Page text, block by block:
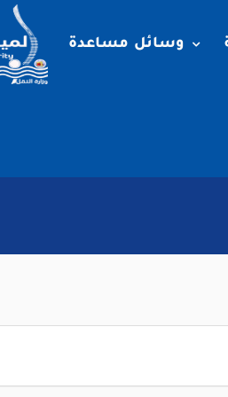
وسائل مساعدة